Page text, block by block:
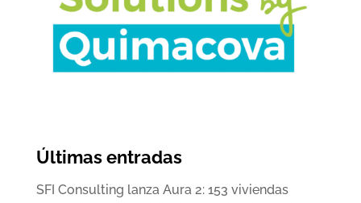
Últimas entradas
SFI Consulting lanza Aura 2: 153 viviendas